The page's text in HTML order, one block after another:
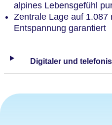
alpines Lebensgefühl
Zentrale Lage auf 1.087
Entspannung garantiert
Digitaler und